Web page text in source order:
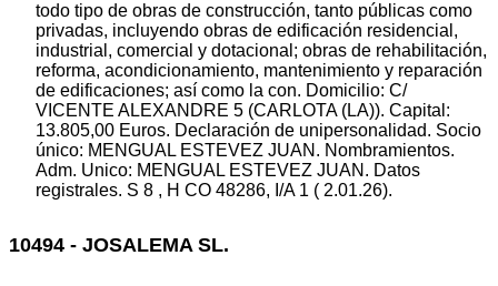
todo tipo de obras de construcción, tanto públicas como
privadas, incluyendo obras de edificación residencial,
industrial, comercial y dotacional; obras de rehabilitación,
reforma, acondicionamiento, mantenimiento y reparación
de edificaciones; así como la con. Domicilio: C/
VICENTE ALEXANDRE 5 (CARLOTA (LA)). Capital:
13.805,00 Euros. Declaración de unipersonalidad. Socio
único: MENGUAL ESTEVEZ JUAN. Nombramientos.
Adm. Unico: MENGUAL ESTEVEZ JUAN. Datos
registrales. S 8 , H CO 48286, I/A 1 ( 2.01.26).
10494 - JOSALEMA SL.